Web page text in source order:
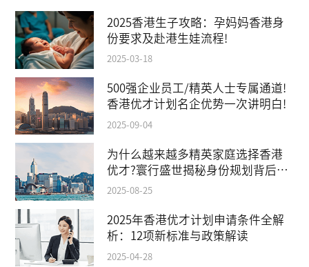
2025香港生子攻略：孕妈妈香港身
份要求及赴港生娃流程!
2025-03-18
500强企业员工/精英人士专属通道!
香港优才计划名企优势一次讲明白!
2025-09-04
为什么越来越多精英家庭选择香港
优才?寰行盛世揭秘身份规划背后的
教育红利
2025-08-25
2025年香港优才计划申请条件全解
析：12项新标准与政策解读
2025-04-28